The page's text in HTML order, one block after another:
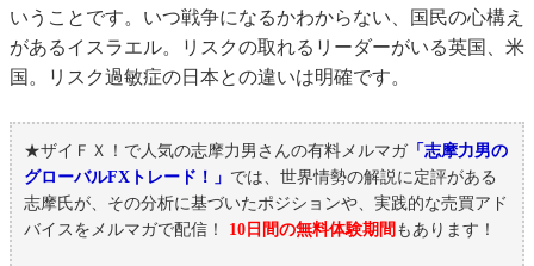
いうことです。いつ戦争になるかわからない、国民の心構え
があるイスラエル。リスクの取れるリーダーがいる英国、米
国。リスク過敏症の日本との違いは明確です。
★ザイＦＸ！で人気の志摩力男さんの有料メルマガ「志摩力男の
グローバルFXトレード！」 では、世界情勢の解説に定評がある
志摩氏が、その分析に基づいたポジションや、実践的な売買アド
バイスをメルマガで配信！
10日間の無料体験期間 もあります！